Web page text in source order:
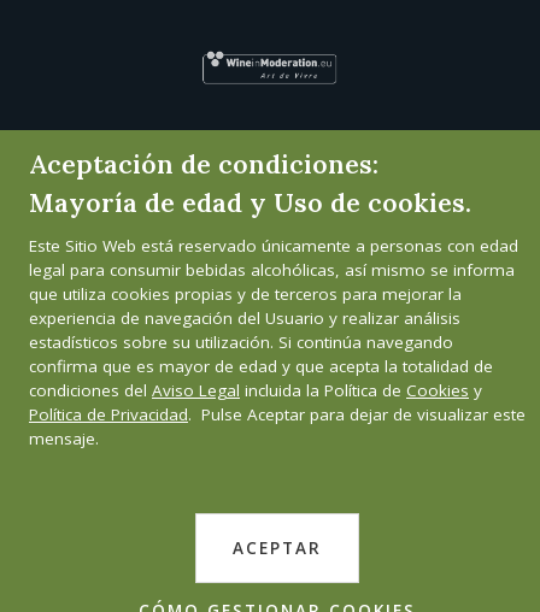
Aceptación de condiciones:
Mayoría de edad y Uso de cookies.
Este Sitio Web está reservado únicamente a personas con edad
legal para consumir bebidas alcohólicas, así mismo se informa
que utiliza cookies propias y de terceros para mejorar la
experiencia de navegación del Usuario y realizar análisis
estadísticos sobre su utilización. Si continúa navegando
confirma que es mayor de edad y que acepta la totalidad de
condiciones del Aviso Legal incluida la Política de Cookies y
Política de Privacidad. Pulse Aceptar para dejar de visualizar este
mensaje.
ACEPTAR